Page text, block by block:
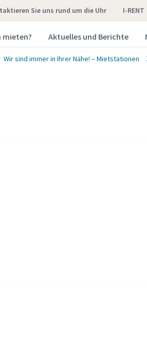
Sie uns rund um die Uhr I-RENT
mieten? Aktuelles und Berichte
Wir sind immer in Ihrer Nähe! – Mietstationen